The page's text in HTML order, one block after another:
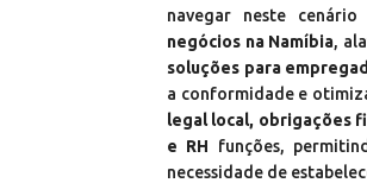
navegar neste
negócios na Namíbia,
soluções para
a conformidade e
legal local, obrigações
e RH funções,
necessidade de